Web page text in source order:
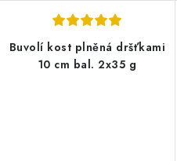
Buvolí kost plněná dršťkami
10 cm bal. 2x35 g